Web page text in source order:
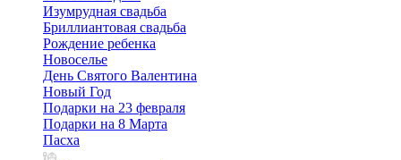
Изумрудная свадьба
Бриллиантовая свадьба
Рождение ребенка
Новоселье
День Святого Валентина
Новый Год
Подарки на 23 февраля
Подарки на 8 Марта
Пасха